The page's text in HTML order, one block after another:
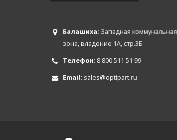
Балашиха: Западная коммунальная
зона, владение 1А, стр.3Б
Телефон: 8 800 511 51 99
Email: sales@optipart.ru